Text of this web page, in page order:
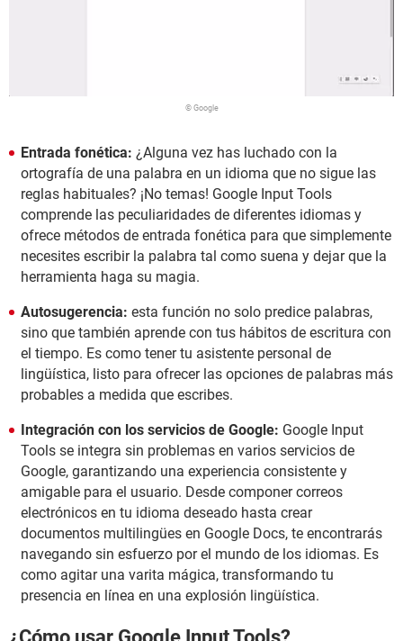
© Google
Entrada fonética: ¿Alguna vez has luchado con la
ortografía de una palabra en un idioma que no sigue las
reglas habituales? ¡No temas! Google Input Tools
comprende las peculiaridades de diferentes idiomas y
ofrece métodos de entrada fonética para que simplemente
necesites escribir la palabra tal como suena y dejar que la
herramienta haga su magia.
Autosugerencia: esta función no solo predice palabras,
sino que también aprende con tus hábitos de escritura con
el tiempo. Es como tener tu asistente personal de
lingüística, listo para ofrecer las opciones de palabras más
probables a medida que escribes.
Integración con los servicios de Google: Google Input
Tools se integra sin problemas en varios servicios de
Google, garantizando una experiencia consistente y
amigable para el usuario. Desde componer correos
electrónicos en tu idioma deseado hasta crear
documentos multilingües en Google Docs, te encontrarás
navegando sin esfuerzo por el mundo de los idiomas. Es
como agitar una varita mágica, transformando tu
presencia en línea en una explosión lingüística.
¿Cómo usar Google Input Tools?